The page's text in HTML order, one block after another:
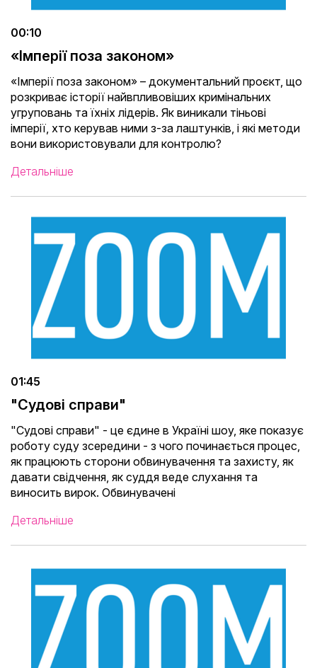
00:10
«Імперії поза законом»
«Імперії поза законом» – документальний проєкт, що
розкриває історії найвпливовіших кримінальних
угруповань та їхніх лідерів. Як виникали тіньові
імперії, хто керував ними з-за лаштунків, і які методи
вони використовували для контролю?
Детальніше
01:45
"Судові справи"
"Судові справи" - це єдине в Україні шоу, яке показує
роботу суду зсередини - з чого починається процес,
як працюють сторони обвинувачення та захисту, як
давати свідчення, як суддя веде слухання та
виносить вирок. Обвинувачені
Детальніше